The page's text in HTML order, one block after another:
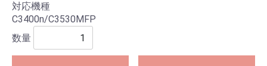
対応機種
C3400n/C3530MFP
数量